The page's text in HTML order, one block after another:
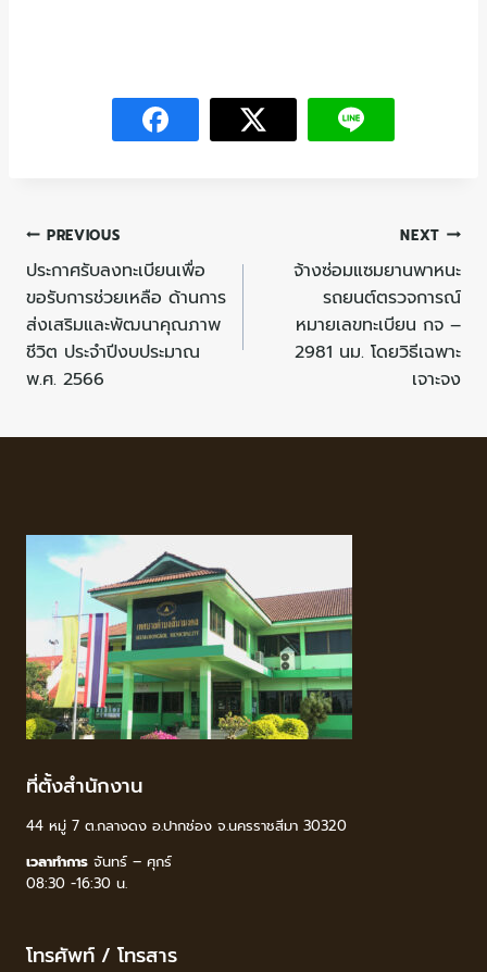
PREVIOUS
ประกาศรับลงทะเบียนเพื่อ
ขอรับการช่วยเหลือ ด้านการ
ส่งเสริมและพัฒนาคุณภาพ
ชีวิต ประจำปีงบประมาณ
พ.ศ. 2566
NEXT
จ้างซ่อมแซมยานพาหนะ
รถยนต์ตรวจการณ์
หมายเลขทะเบียน กจ –
2981 นม. โดยวิธีเฉพาะ
เจาะจง
ที่ตั้งสำนักงาน
44 หมู่ 7 ต.กลางดง อ.ปากช่อง จ.นครราชสีมา 30320
เวลาทำการ จันทร์ – ศุกร์
08:30 -16:30 น.
โทรศัพท์ / โทรสาร